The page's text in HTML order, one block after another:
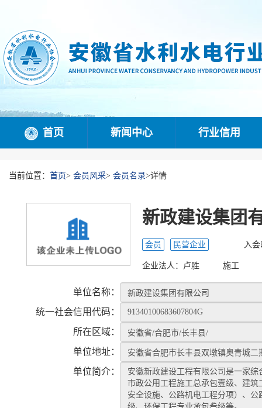
首页 新闻中心 行业信用
当前位置： 首页> 会员风采> 会员名录>详情
新政建设集团
会员 民营企业 入
企业法人： 卢胜 施工
单位名称：
统一社会信用代码：
所在区域：
单位地址：
单位简介：
安徽新政建设工程有限公司是一家
市政公用工程施工总承包壹级、建
安全设施、公路机电工程分项）、